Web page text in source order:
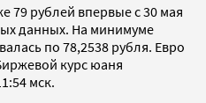
79 рублей впервые с 30 мая
данных. На минимуме
по 78,2538 рубля. Евро
курс юаня
мск.